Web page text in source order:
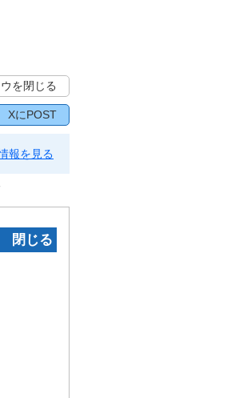
を閉じる
XにPOST
報を見る
‐ 閉じる